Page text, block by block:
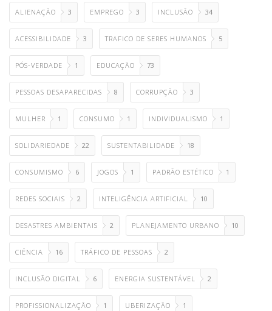
ALIENAÇÃO 3 EMPREGO 3 INCLUSÃO 34
ACESSIBILIDADE 3 TRAFICO DE SERES HUMANOS 5
PÓS-VERDADE 1 EDUCAÇÃO 73
PESSOAS DESAPARECIDAS 8 CORRUPÇÃO 3
MULHER 1 CONSUMO 1 INDIVIDUALISMO 1
SOLIDARIEDADE 22 SUSTENTABILIDADE 18
CONSUMISMO 6 JOGOS 1 PADRÃO ESTÉTICO 1
REDES SOCIAIS 2 INTELIGÊNCIA ARTIFICIAL 10
DESASTRES AMBIENTAIS 2 PLANEJAMENTO URBANO 10
CIÊNCIA 16 TRÁFICO DE PESSOAS 2
INCLUSÃO DIGITAL 6 ENERGIA SUSTENTÁVEL 2
PROFISSIONALIZAÇÃO 1 UBERIZAÇÃO 1